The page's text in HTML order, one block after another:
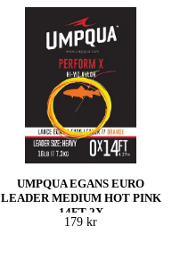
UMPQUA EGANS EURO
LEADER MEDIUM HOT PINK
14FT 2X
179 kr